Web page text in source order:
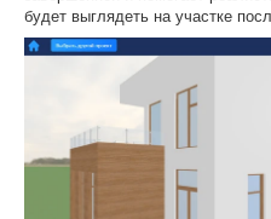
будет выглядеть на участке